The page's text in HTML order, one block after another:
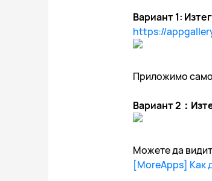
Вариант 1:
https://
Приложимо само
Вариант 2：
Можете да
[MoreApps] Как